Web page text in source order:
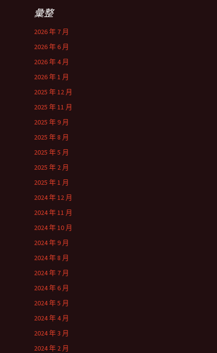
彙整
2026 年 7 月
2026 年 6 月
2026 年 4 月
2026 年 1 月
2025 年 12 月
2025 年 11 月
2025 年 9 月
2025 年 8 月
2025 年 5 月
2025 年 2 月
2025 年 1 月
2024 年 12 月
2024 年 11 月
2024 年 10 月
2024 年 9 月
2024 年 8 月
2024 年 7 月
2024 年 6 月
2024 年 5 月
2024 年 4 月
2024 年 3 月
2024 年 2 月